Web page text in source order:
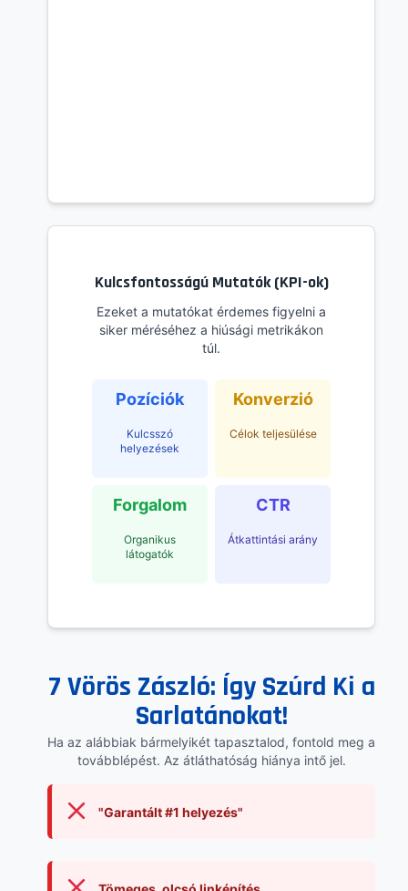
Kulcsfontosságú Mutatók (KPI-ok)
Ezeket a mutatókat érdemes figyelni a
siker méréséhez a hiúsági metrikákon
túl.
Pozíciók
Kulcsszó
helyezések
Konverzió
Célok teljesülése
Forgalom
Organikus
látogatók
CTR
Átkattintási arány
7 Vörös Zászló: Így Szúrd Ki a
Sarlatánokat!
Ha az alábbiak bármelyikét tapasztalod, fontold meg a
továbblépést. Az átláthatóság hiánya intő jel.
"Garantált #1 helyezés"